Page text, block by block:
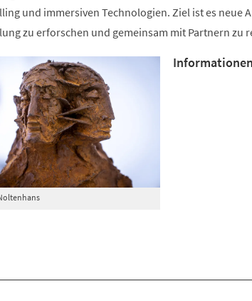
und immersiven Technologien. Ziel ist es neue
zu erforschen und gemeinsam mit Partnern
Informationen